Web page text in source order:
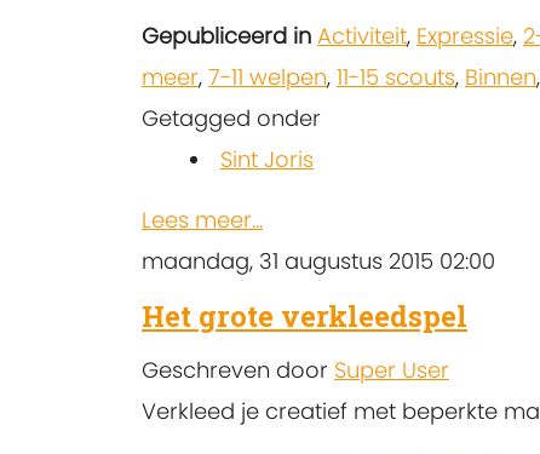
Gepubliceerd in Activiteit, Expressie,
meer, 7-11 welpen, 11-15 scouts, Binnen,
Getagged onder
Sint Joris
Lees meer...
maandag, 31 augustus 2015 02:00
Het grote verkleedspel
Geschreven door Super User
Verkleed je creatief met beperkte